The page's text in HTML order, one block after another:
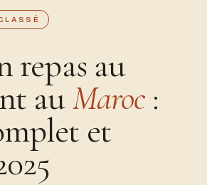
repas au
auMaroc:
et